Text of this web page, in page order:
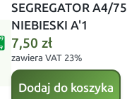
SEGREGATOR A4/75
NIEBIESKI A'1
7,50 zł
zawiera VAT 23%
Dodaj do koszyka